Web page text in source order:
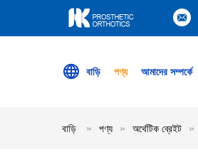
বাড়ি পণ্য আমাদের সম্পর্কে
বাড়ি পণ্য অর্থেটিক ব্রেইট